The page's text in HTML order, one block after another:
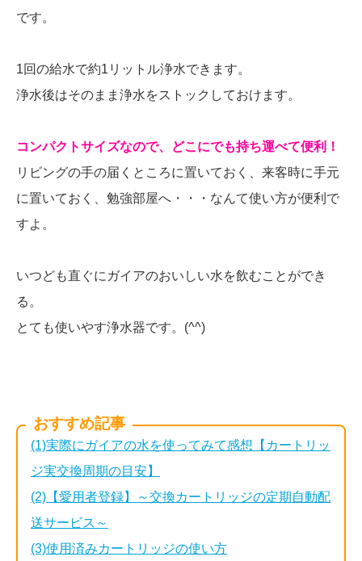
です。
1回の給水で約1リットル浄水できます。
浄水後はそのまま浄水をストックしておけます。
コンパクトサイズなので、どこにでも持ち運べて便利！
リビングの手の届くところに置いておく、来客時に手元
に置いておく、勉強部屋へ・・・なんて使い方が便利で
すよ。
いつども直ぐにガイアのおいしい水を飲むことができ
る。
とても使いやす浄水器です。(^^)
おすすめ記事
(1)実際にガイアの水を使ってみて感想【カートリッ
ジ実交換周期の目安】
(2)【愛用者登録】～交換カートリッジの定期自動配
送サービス～
(3)使用済みカートリッジの使い方